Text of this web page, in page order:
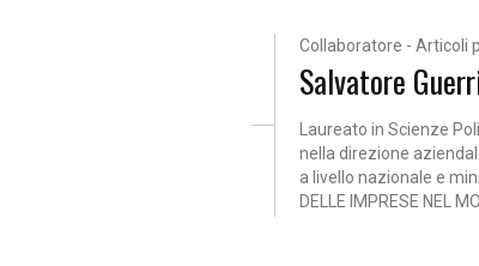
Collaboratore - Articoli
Salvatore
Laureato in Scienze
nella direzione
a livello nazionale e
DELLE IMPRESE NEL